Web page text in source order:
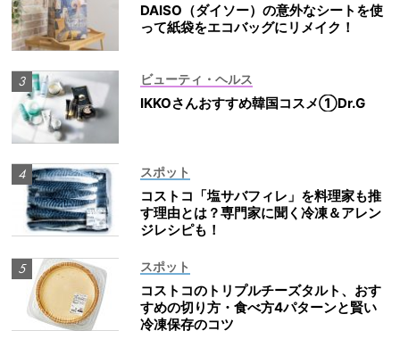
DAISO（ダイソー）の意外なシートを使
って紙袋をエコバッグにリメイク！
ビューティ・ヘルス
IKKOさんおすすめ韓国コスメ①Dr.G
スポット
コストコ「塩サバフィレ」を料理家も推
す理由とは？専門家に聞く冷凍＆アレン
ジレシピも！
スポット
コストコのトリプルチーズタルト、おす
すめの切り方・食べ方4パターンと賢い
冷凍保存のコツ